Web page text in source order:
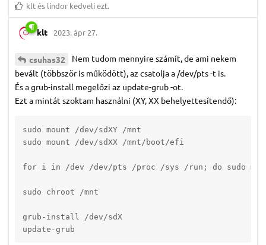
kltés lindor kedveli ezt.
klt 2023. ápr 27.
csuhas32
Nem tudom mennyire számít, de ami nekem
bevált (többször is működött), az csatolja a /dev/pts -t is.
És a grub-install megelőzi az update-grub -ot.
Ezt a mintát szoktam használni (XY, XX behelyettesítendő):
sudo mount /dev/sdXY /mnt
sudo mount /dev/sdXX /mnt/boot/efi
for i in /dev /dev/pts /proc /sys /run; do sudo
sudo chroot /mnt
grub-install /dev/sdX
update-grub